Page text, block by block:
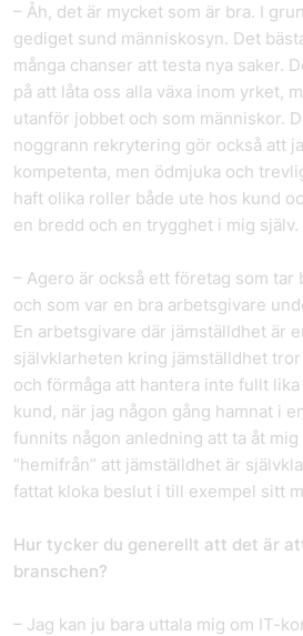
– Åh, det är mycket som är bra. I
gediget sund människosyn. Det
många chanser att testa nya saker.
på att låta oss alla växa inom yrket,
utanför jobbet och som människor.
noggrann rekrytering gör också att
kompetenta, men ödmjuka och
haft olika roller både ute hos kund
en bredd och en trygghet i mig själv.
– Agero är också ett företag som tar
och som var en bra arbetsgivare
En arbetsgivare där jämställdhet är
självklarheten kring jämställdhet
och förmåga att hantera inte fullt
kund, när jag någon gång hamnat i
funnits någon anledning att ta åt
”hemifrån” att jämställdhet är
fattat kloka beslut i till exempel sitt
Hur tycker du generellt att det är
branschen?
– Jag kan ju bara uttala mig om IT-